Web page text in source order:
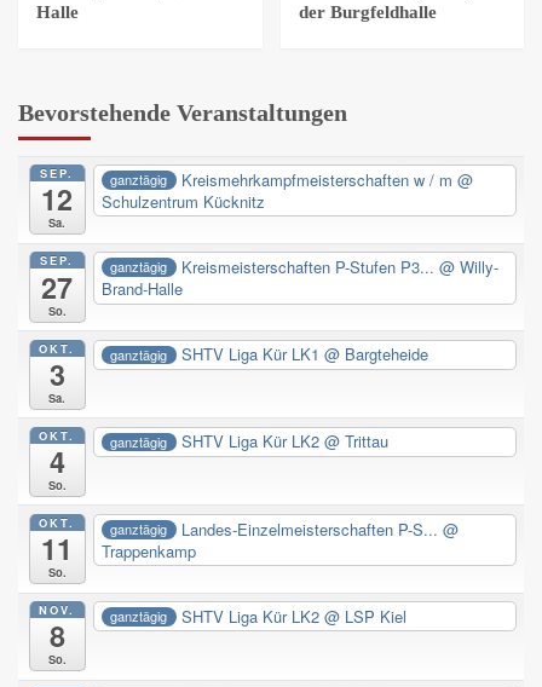
Halle
der Burgfeldhalle
Bevorstehende Veranstaltungen
SEP.
12
Sa.
ganztägig Kreismehrkampfmeisterschaften w / m@
Schulzentrum Kücknitz
SEP.
27
So.
ganztägig Kreismeisterschaften P-Stufen P3...@ Willy-
Brand-Halle
OKT.
3
Sa.
ganztägig SHTV Liga Kür LK1@ Bargteheide
OKT.
4
So.
ganztägig SHTV Liga Kür LK2@ Trittau
OKT.
11
So.
ganztägig Landes-Einzelmeisterschaften P-S...@
Trappenkamp
NOV.
8
So.
ganztägig SHTV Liga Kür LK2@ LSP Kiel